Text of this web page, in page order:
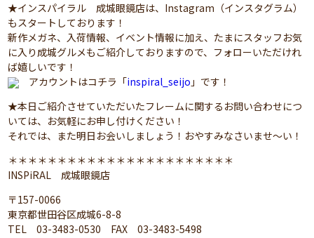
★インスパイラル 成城眼鏡店は、Instagram（インスタグラム）
もスタートしております！
新作メガネ、入荷情報、イベント情報に加え、たまにスタッフお気
に入り成城グルメもご紹介しておりますので、フォローいただけれ
ば嬉しいです！
アカウントはコチラ「inspiral_seijo 」です！
★本日ご紹介させていただいたフレームに関するお問い合わせにつ
いては、お気軽にお申し付けください！
それでは、また明日お会いしましょう！おやすみなさいませ～い！
＊＊＊＊＊＊＊＊＊＊＊＊＊＊＊＊＊＊＊＊＊＊＊
INSPiRAL 成城眼鏡店
〒157-0066
東京都世田谷区成城6-8-8
TEL 03-3483-0530 FAX 03-3483-5498